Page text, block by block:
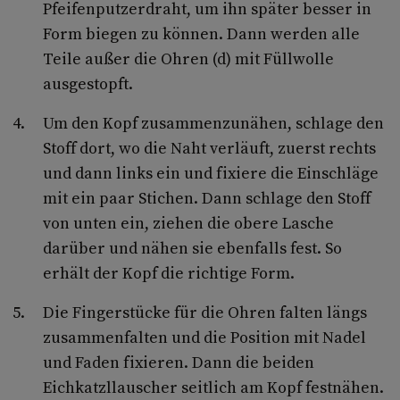
Pfeifenputzerdraht, um ihn später besser in
Form biegen zu können. Dann werden alle
Teile außer die Ohren (d) mit Füllwolle
ausgestopft.
Um den Kopf zusammenzunähen, schlage den
Stoff dort, wo die Naht verläuft, zuerst rechts
und dann links ein und fixiere die Einschläge
mit ein paar Stichen. Dann schlage den Stoff
von unten ein, ziehen die obere Lasche
darüber und nähen sie ebenfalls fest. So
erhält der Kopf die richtige Form.
Die Fingerstücke für die Ohren falten längs
zusammenfalten und die Position mit Nadel
und Faden fixieren. Dann die beiden
Eichkatzllauscher seitlich am Kopf festnähen.